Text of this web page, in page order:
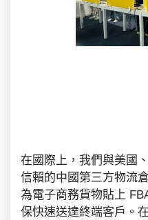
在國際上，我們與美國
信賴的中國第三方物流
為電子商務貨物貼上
保快速送達終端客戶。